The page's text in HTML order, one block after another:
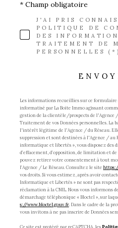
J'AI PRIS
POLITIQUE DE
DES
TRAITEMENT DE
PERSONNELLES
* Champ obligatoire
Les informations recueillies sur ce
informatisé par La Boite Immo agissant
gestion de la clientèle/prospects de l'Agence /
Traitement de vos Données personnelles. La
l'intérêt légitime de l'Agence / du Réseau.
suppression et sont destinées à l'Agence / au
informatique et libertés », vous disposez des
d’effacement, d’opposition, de limitation et
pouvez retirer votre consentement à tout
l’Agence / Le Réseau. Consultez le site
vos droits. Si vous estimez, après avoir
Informatique et Libertés » ne sont pas
réclamation à la CNIL. Nous vous informons
démarchage téléphonique « Bloctel », sur
s://www.bloctel.gouv.fr . Dans le cadre de la
vous invitons à ne pas inscrire de Données
Ce site est protégé par reCAPTCHA, les